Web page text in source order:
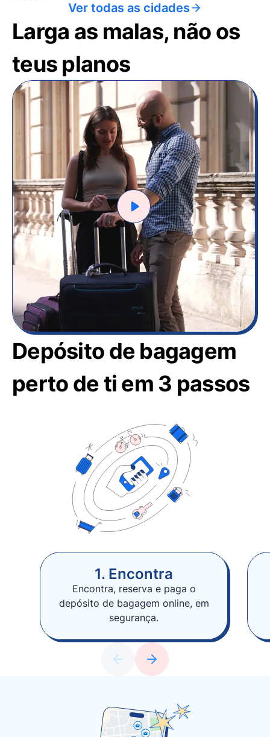
Ver todas as cidades
Larga as malas, não os
teus planos
Depósito de bagagem
perto de ti em 3 passos
1. Encontra
Encontra, reserva e paga o
depósito de bagagem online, em
segurança.